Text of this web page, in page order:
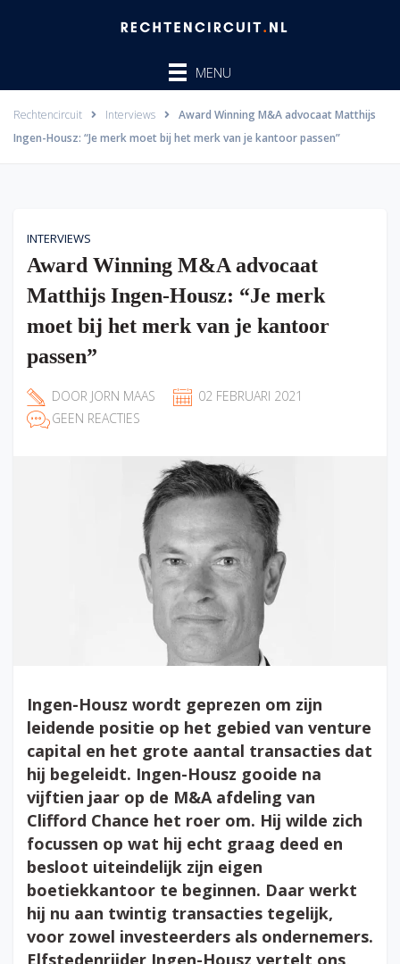
MENU
Rechtencircuit Interviews
Award Winning M&A advocaat Matthijs
Ingen-Housz: “Je merk moet bij het merk van je kantoor passen”
INTERVIEWS
Award Winning M&A advocaat
Matthijs Ingen-Housz: “Je merk
moet bij het merk van je kantoor
passen”
DOOR JORN MAAS
02 FEBRUARI 2021
GEEN REACTIES
Ingen-Housz wordt geprezen om zijn
leidende positie op het gebied van venture
capital en het grote aantal transacties dat
hij begeleidt. Ingen-Housz gooide na
vijftien jaar op de M&A afdeling van
Clifford Chance het roer om. Hij wilde zich
focussen op wat hij echt graag deed en
besloot uiteindelijk zijn eigen
boetiekkantoor te beginnen. Daar werkt
hij nu aan twintig transacties tegelijk,
voor zowel investeerders als ondernemers.